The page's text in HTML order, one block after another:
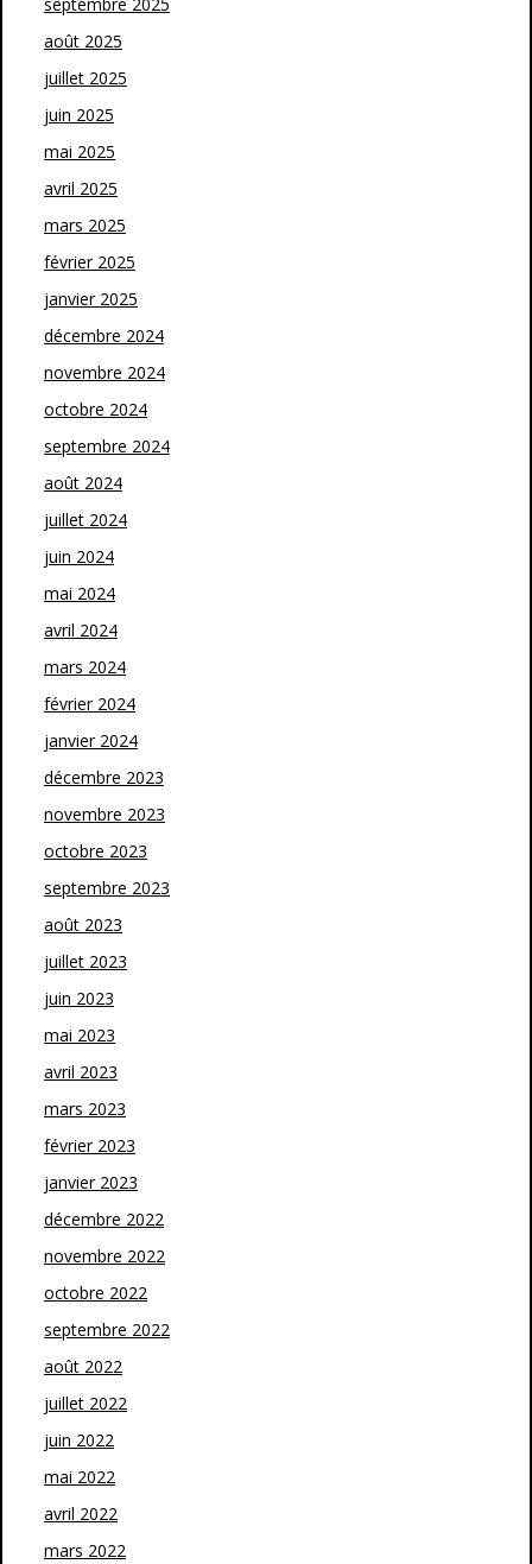
août 2025
juillet 2025
juin 2025
mai 2025
avril 2025
mars 2025
février 2025
janvier 2025
décembre 2024
novembre 2024
octobre 2024
septembre 2024
août 2024
juillet 2024
juin 2024
mai 2024
avril 2024
mars 2024
février 2024
janvier 2024
décembre 2023
novembre 2023
octobre 2023
septembre 2023
août 2023
juillet 2023
juin 2023
mai 2023
avril 2023
mars 2023
février 2023
janvier 2023
décembre 2022
novembre 2022
octobre 2022
septembre 2022
août 2022
juillet 2022
juin 2022
mai 2022
avril 2022
mars 2022